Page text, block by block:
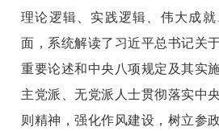
理论逻辑、实践逻辑、伟大成
面，系统解读了习近平总书记关
重要论述和中央八项规定及其实
主党派、无党派人士贯彻落实中
则精神，强化作风建设，树立参